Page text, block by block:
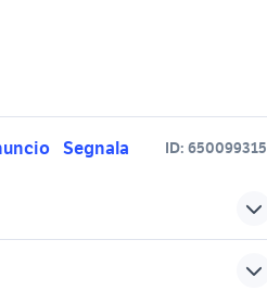
Segnala ID: 650099315